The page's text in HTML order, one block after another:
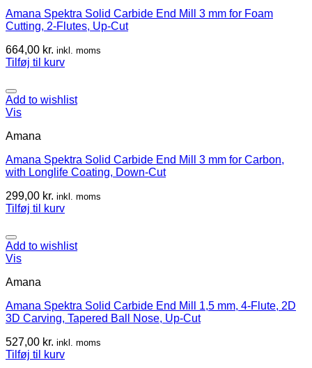
Amana Spektra Solid Carbide End Mill 3 mm for Foam
Cutting, 2-Flutes, Up-Cut
664,00 kr. inkl. moms
Tilføj til kurv
Add to wishlist
Vis
Amana
Amana Spektra Solid Carbide End Mill 3 mm for Carbon,
with Longlife Coating, Down-Cut
299,00 kr. inkl. moms
Tilføj til kurv
Add to wishlist
Vis
Amana
Amana Spektra Solid Carbide End Mill 1,5 mm, 4-Flute, 2D
3D Carving, Tapered Ball Nose, Up-Cut
527,00 kr. inkl. moms
Tilføj til kurv